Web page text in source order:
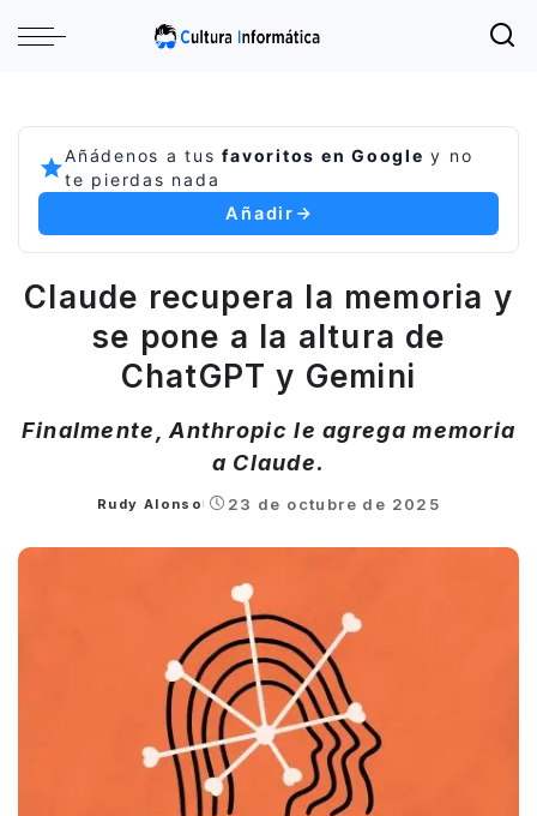
Añádenos a tusfavoritos en Google y no
te pierdas nada
Añadir
Claude recupera la memoria y
se pone a la altura de
ChatGPT y Gemini
Finalmente, Anthropic le agrega memoria
a Claude.
Posted
Rudy Alonso 23 de octubre de 2025